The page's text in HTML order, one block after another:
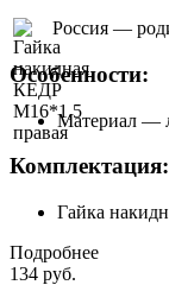
Россия —
Особенности:
Материал —
Комплектация:
Гайка
Подробнее
134 руб.